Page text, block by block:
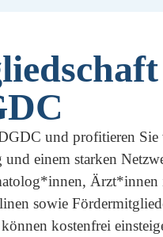
und profitieren
einem starken
Ärzt*innen
sowie
kostenfrei